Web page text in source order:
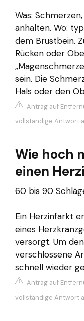
Was:
anhalten. Wo:
dem Brustbein.
Rücken oder
sein. Die
Hals oder den
Antrag auf
vollständige Antwort
Wie hoch
einen
60 bis 90
Ein Herzinfarkt
eines
versorgt. Um
verschlossene
schnell wieder
Antrag auf
vollständige Antwort